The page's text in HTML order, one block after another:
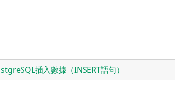
插入數據（INSERT語句）